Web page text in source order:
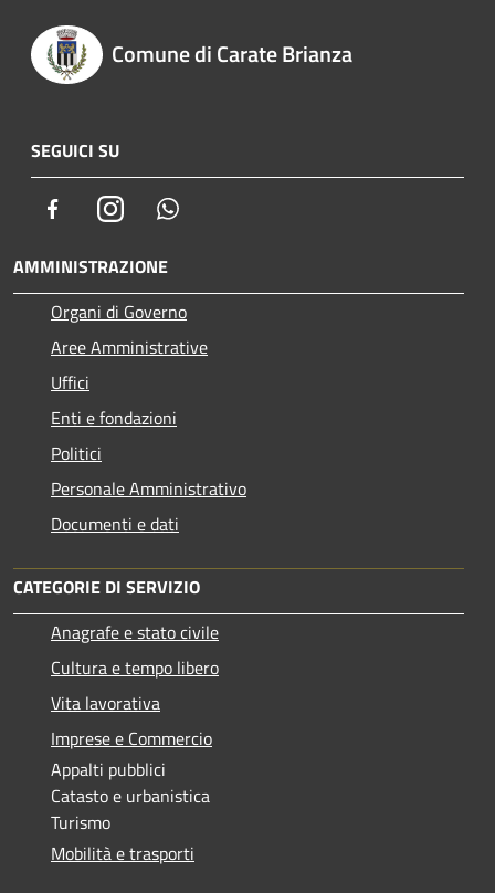
Comune di Carate Brianza
SEGUICI SU
FacebookInstagram
AMMINISTRAZIONE
Organi di Governo
Aree Amministrative
Uffici
Enti e fondazioni
Politici
Personale Amministrativo
Documenti e dati
CATEGORIE DI SERVIZIO
Anagrafe e stato civile
Cultura e tempo libero
Vita lavorativa
Imprese e Commercio
Appalti pubblici
Catasto e urbanistica
Turismo
Mobilità e trasporti